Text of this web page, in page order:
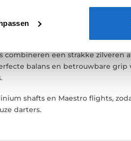
in samenwerking met topspeler
combineren een strakke
balans en betrouwbare grip
shafts en Maestro flights,
darters.